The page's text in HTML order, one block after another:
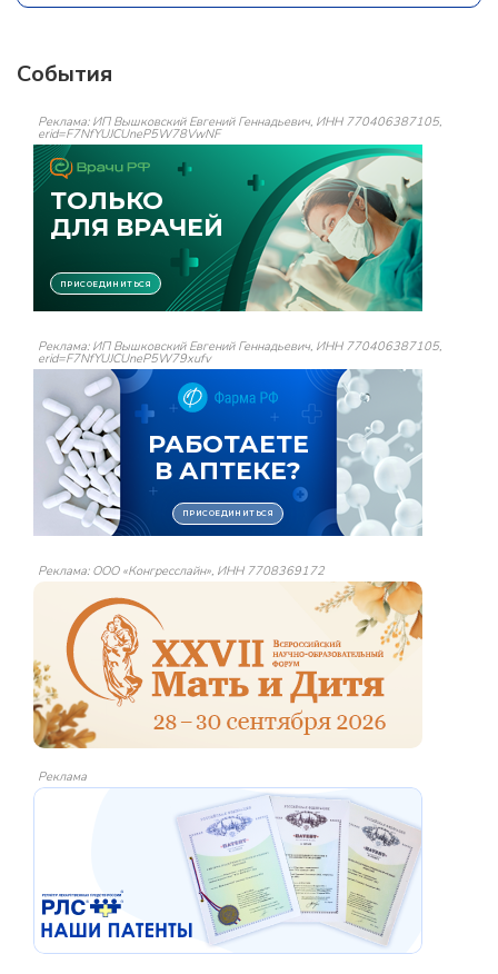
События
Реклама: ИП Вышковский Евгений Геннадьевич, ИНН 770406387105,
erid=F7NfYUJCUneP5W78VwNF
Реклама: ИП Вышковский Евгений Геннадьевич, ИНН 770406387105,
erid=F7NfYUJCUneP5W79xufv
Реклама: ООО «Конгресслайн», ИНН 7708369172
Реклама